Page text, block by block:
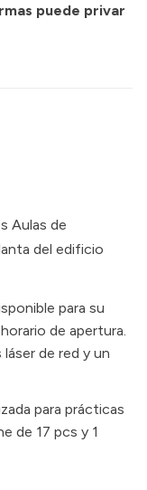
puede privar
Aulas de
del edificio
para su
de apertura.
de red y un
para prácticas
de 17 pcs y 1